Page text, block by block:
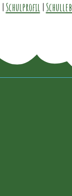
|Schulprofil |